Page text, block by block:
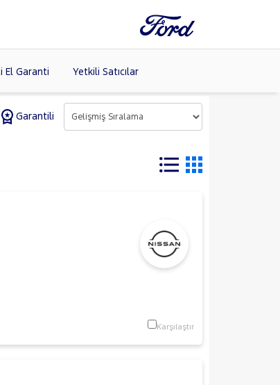
El Garanti Yetkili Satıcılar
Garantili
Karşılaştır